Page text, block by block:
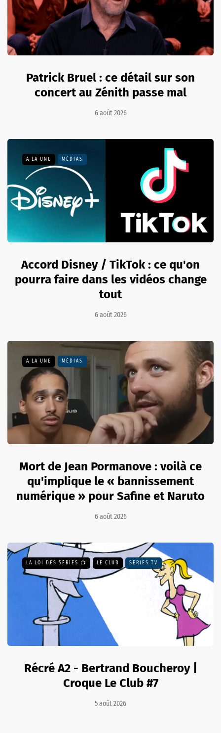
Patrick Bruel : ce détail sur son
concert au Zénith passe mal
6 août 2026
A LA UNE MÉDIAS
Accord Disney / TikTok : ce qu'on
pourra faire dans les vidéos change
tout
6 août 2026
A LA UNE MÉDIAS
Mort de Jean Pormanove : voilà ce
qu'implique le « bannissement
numérique » pour Safine et Naruto
6 août 2026
LA LOI DES SÉRIES 📺 LE CLUB SÉRIES TV
Récré A2 - Bertrand Boucheroy |
Croque Le Club #7
5 août 2026